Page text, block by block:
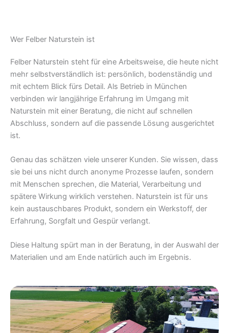
Wer Felber Naturstein ist
Felber Naturstein steht für eine Arbeitsweise, die heute nicht
mehr selbstverständlich ist: persönlich, bodenständig und
mit echtem Blick fürs Detail. Als Betrieb in München
verbinden wir langjährige Erfahrung im Umgang mit
Naturstein mit einer Beratung, die nicht auf schnellen
Abschluss, sondern auf die passende Lösung ausgerichtet
ist.
Genau das schätzen viele unserer Kunden. Sie wissen, dass
sie bei uns nicht durch anonyme Prozesse laufen, sondern
mit Menschen sprechen, die Material, Verarbeitung und
spätere Wirkung wirklich verstehen. Naturstein ist für uns
kein austauschbares Produkt, sondern ein Werkstoff, der
Erfahrung, Sorgfalt und Gespür verlangt.
Diese Haltung spürt man in der Beratung, in der Auswahl der
Materialien und am Ende natürlich auch im Ergebnis.